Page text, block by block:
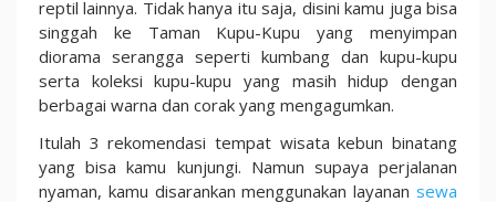
reptil lainnya. Tidak hanya itu saja, disini kamu juga bisa
singgah ke Taman Kupu-Kupu yang menyimpan
diorama serangga seperti kumbang dan kupu-kupu
serta koleksi kupu-kupu yang masih hidup dengan
berbagai warna dan corak yang mengagumkan.
Itulah 3 rekomendasi tempat wisata kebun binatang
yang bisa kamu kunjungi. Namun supaya perjalanan
nyaman, kamu disarankan menggunakan layanan sewa